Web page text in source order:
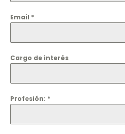
Email *
Cargo de interés
Profesión: *